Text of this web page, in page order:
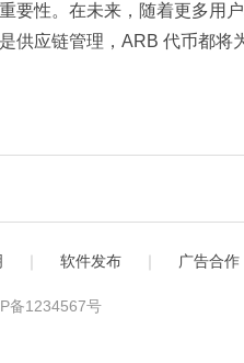
要性。在未来，随着更多用
供应链管理，ARB 代币都将
软件发布 广告合作
备1234567号